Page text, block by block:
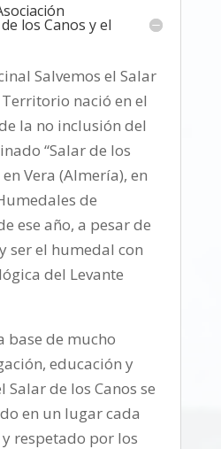
los Canos y el
Salvemos el Salar
nació en el
la no inclusión del
“Salar de los
Vera (Almería), en
de
ese año, a pesar de
ser el humedal con
del Levante
base de mucho
educación y
de los Canos se
en un lugar cada
respetado por los